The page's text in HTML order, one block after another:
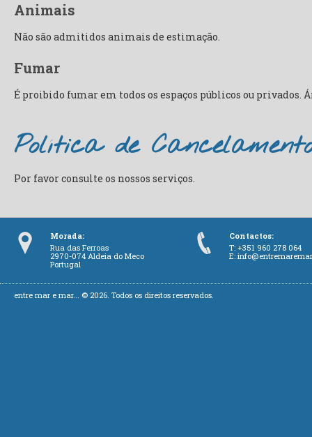
Animais
Não são admitidos animais de estimação.
Fumar
É proibido fumar em todos os espaços públicos ou privados.
Política de
Por favor consulte os nossos serviços.
Morada:
Rua das Ferroas
2970-074 Aldeia do Meco
Portugal
Contactos:
T: +351 960 278 064
E:
entre mar e mar... © 2026. Todos os direitos reservados.